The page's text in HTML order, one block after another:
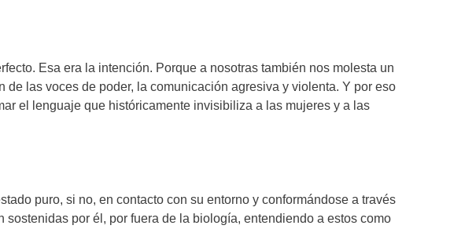
Esa era la intención. Porque a nosotras también nos molesta un
las voces de poder, la comunicación agresiva y violenta. Y por eso
el lenguaje que históricamente invisibiliza a las mujeres y a las
puro, si no, en contacto con su entorno y conformándose a través
por él, por fuera de la biología, entendiendo a estos como